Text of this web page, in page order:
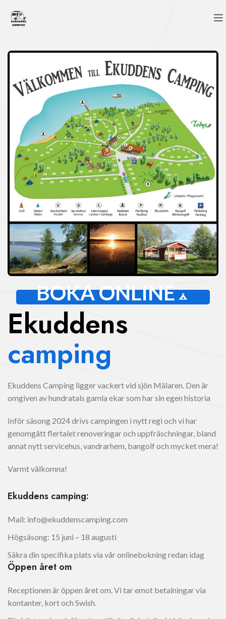
Ekuddens
camping
Ekuddens Camping ligger vackert vid sjön Mälaren. Den är
omgiven av hundratals gamla ekar som har sin egen historia
Inför säsong 2024 drivs campingen i nytt regi och vi har
genomgått flertalet renoveringar och uppfräschningar, bland
annat nytt servicehus, vandrarhem, bangolf och mycket mera!
Varmt välkomna!
Ekuddens camping:
Mail: info@ekuddenscamping.com
Högsäsong: 15 juni – 18 augusti
Säkra din specifika plats via vår onlinebokning redan idag
Öppen året om
Receptionen är öppen året om. Vi tar emot betalningar via
kontanter, kort och Swish.
BOKA ONLINE